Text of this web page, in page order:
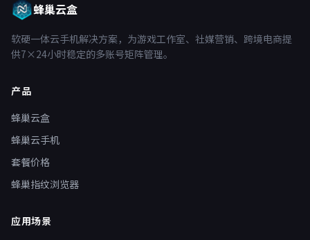
蜂巢云盒
软硬一体云手机解决方案，为游戏工作室、社媒营销、跨境电商提
供7×24小时稳定的多账号矩阵管理。
产品
蜂巢云盒
蜂巢云手机
套餐价格
蜂巢指纹浏览器
应用场景